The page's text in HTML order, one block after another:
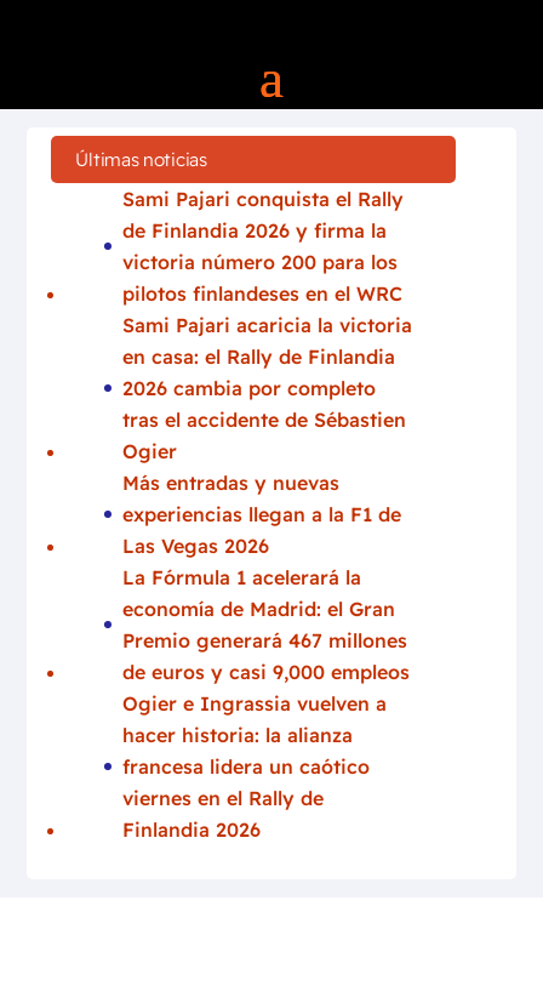
Últimas noticias
Sami Pajari conquista el Rally
de Finlandia 2026 y firma la
victoria número 200 para los
pilotos finlandeses en el WRC
Sami Pajari acaricia la victoria
en casa: el Rally de Finlandia
2026 cambia por completo
tras el accidente de Sébastien
Ogier
Más entradas y nuevas
experiencias llegan a la F1 de
Las Vegas 2026
La Fórmula 1 acelerará la
economía de Madrid: el Gran
Premio generará 467 millones
de euros y casi 9,000 empleos
Ogier e Ingrassia vuelven a
hacer historia: la alianza
francesa lidera un caótico
viernes en el Rally de
Finlandia 2026